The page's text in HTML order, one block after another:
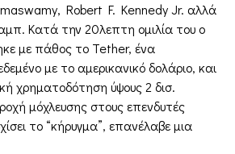
Robert F. Kennedy Jr. αλλά
Κατά την 20λεπτη ομιλία του ο
με πάθος το Tether, ένα
με το αμερικανικό δολάριο, και
χρηματοδότηση ύψους 2 δισ.
μόχλευσης στους επενδυτές
το “κήρυγμα”, επανέλαβε μια